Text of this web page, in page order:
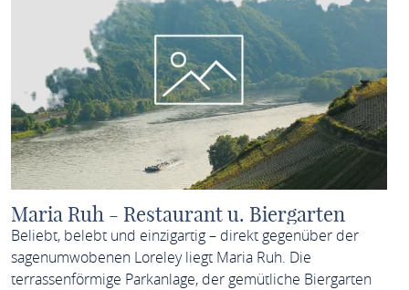
Maria Ruh - Restaurant u. Biergarten
Beliebt, belebt und einzigartig – direkt gegenüber der
sagenumwobenen Loreley liegt Maria Ruh. Die
terrassenförmige Parkanlage, der gemütliche Biergarten